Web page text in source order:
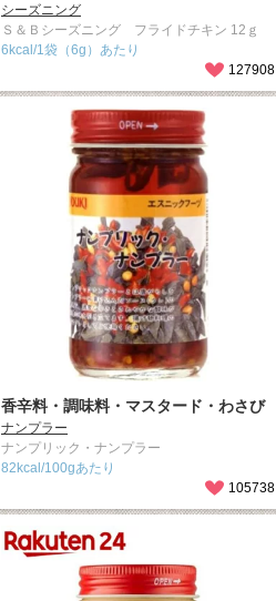
シーズニング
Ｓ＆Ｂシーズニング フライドチキン 12ｇ
6kcal/1袋（6g）あたり
127908
香辛料・調味料・マスタード・わさび
ナンプラー
ナンプリック・ナンプラー
82kcal/100gあたり
105738